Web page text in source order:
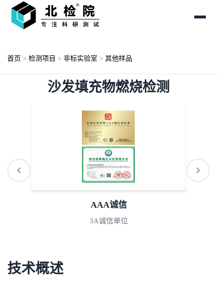
首页 > 检测项目 > 非标实验室 > 其他样品
沙发填充物燃烧检测
AAA诚信
3A诚信单位
技术概述